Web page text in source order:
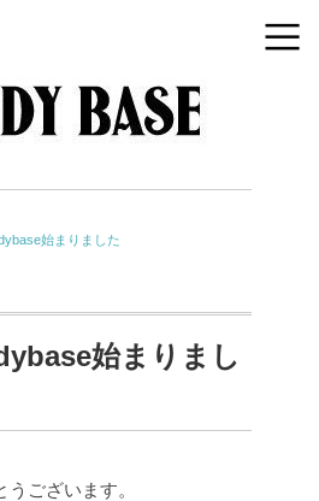
始まりました
始まりまし
ございます。